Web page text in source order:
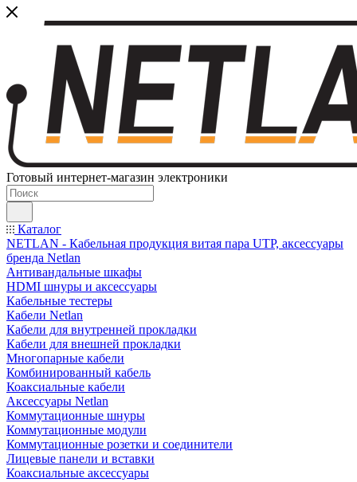
Готовый интернет-магазин электроники
Каталог
NETLAN - Кабельная продукция витая пара UTP, аксессуары
бренда Netlan
Антивандальные шкафы
HDMI шнуры и аксессуары
Кабельные тестеры
Кабели Netlan
Кабели для внутренней прокладки
Кабели для внешней прокладки
Многопарные кабели
Комбинированный кабель
Коаксиальные кабели
Аксессуары Netlan
Коммутационные шнуры
Коммутационные модули
Коммутационные розетки и соединители
Лицевые панели и вставки
Коаксиальные аксессуары